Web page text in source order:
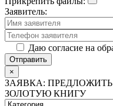
Заявитель:
Даю согласие на
×
ЗАЯВКА:
ЗОЛОТУЮ КНИГУ